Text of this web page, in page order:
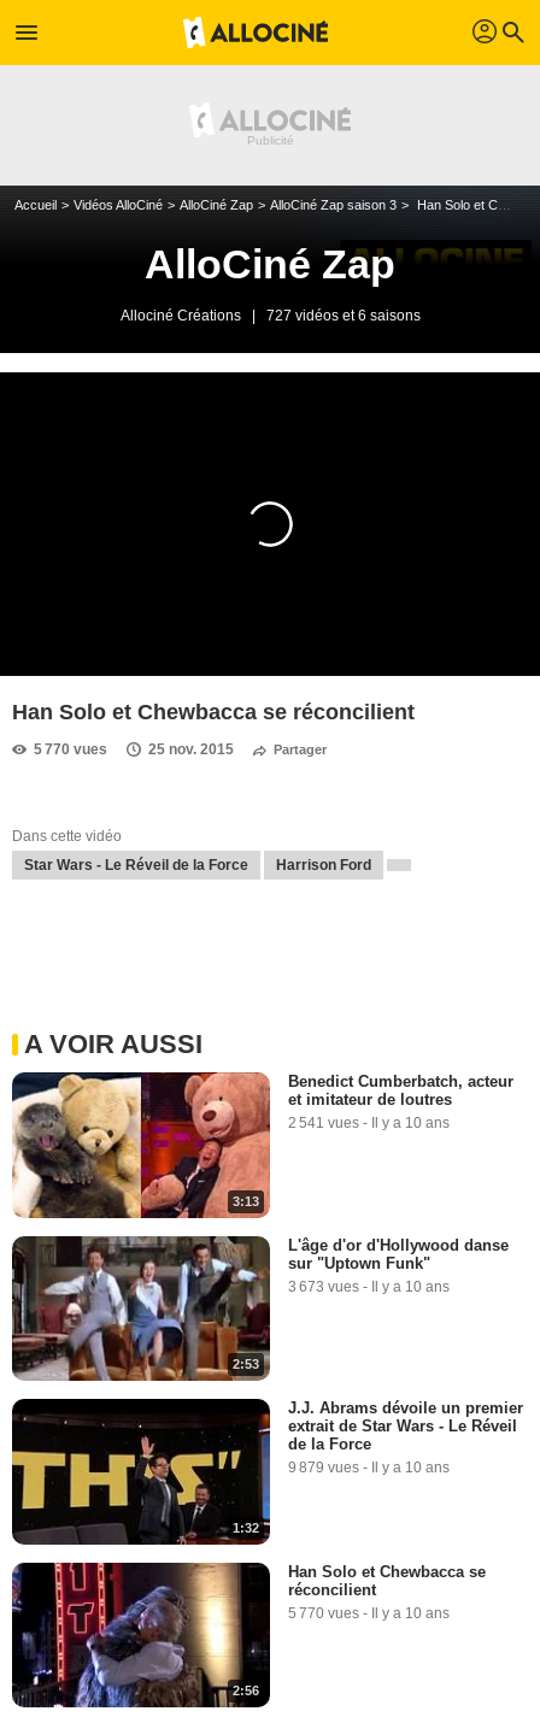
menu profil search
Accueil Vidéos AlloCiné AlloCiné Zap AlloCiné Zap saison 3 Han Solo et Chewbacca se réconcilient
AlloCiné Zap
Allociné Créations 727 vidéos et 6 saisons
Han Solo et Chewbacca se réconcilient
5 770 vues 25 nov. 2015 Partager
Dans cette vidéo
Star Wars - Le Réveil de la Force
Harrison Ford
A VOIR AUSSI
3:13
Benedict Cumberbatch, acteur
et imitateur de loutres
2 541 vues - Il y a 10 ans
2:53
L'âge d'or d'Hollywood danse
sur "Uptown Funk"
3 673 vues - Il y a 10 ans
1:32
J.J. Abrams dévoile un premier
extrait de Star Wars - Le Réveil
de la Force
9 879 vues - Il y a 10 ans
2:56
Han Solo et Chewbacca se
réconcilient
5 770 vues - Il y a 10 ans